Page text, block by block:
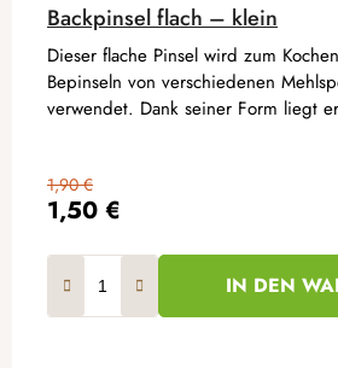
Backpinsel flach – klein
1,50 €
1,90 €
IN DEN
Dieser flache Pinsel wird zum
Bepinseln von verschiedenen
verwendet. Dank seiner Form liegt